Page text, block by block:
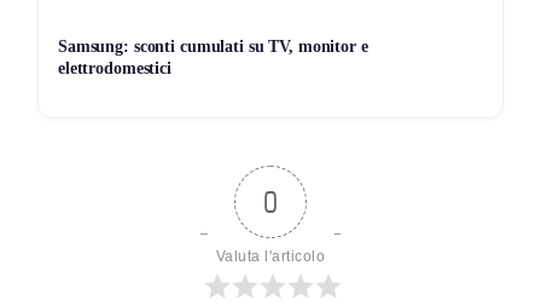
Samsung: sconti cumulati su TV, monitor e
elettrodomestici
0
Valuta l'articolo